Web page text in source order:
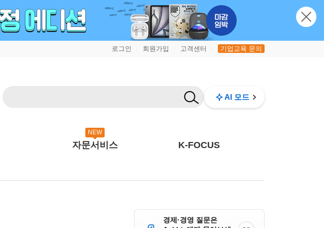
로그인 회원가입 고객센터 기업교육 문의
AI 모드
NEW
자문서비스 K-FOCUS
경제·경영 질문은